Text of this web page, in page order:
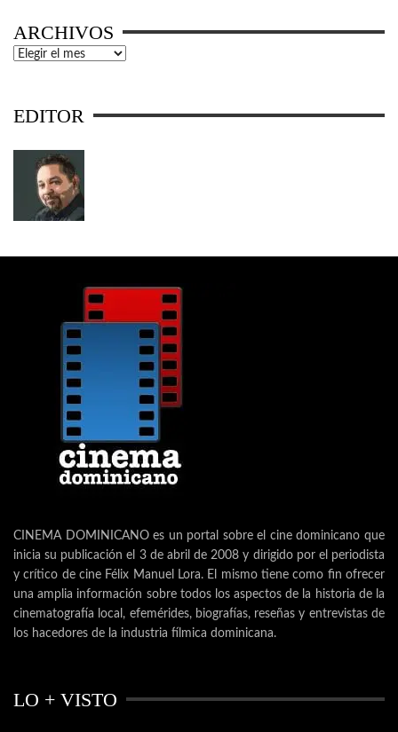
ARCHIVOS
Archivos
EDITOR
CINEMA DOMINICANO es un portal sobre el cine dominicano que
inicia su publicación el 3 de abril de 2008 y dirigido por el periodista
y crítico de cine Félix Manuel Lora. El mismo tiene como fin ofrecer
una amplia información sobre todos los aspectos de la historia de la
cinematografía local, efemérides, biografías, reseñas y entrevistas de
los hacedores de la industria fílmica dominicana.
LO + VISTO